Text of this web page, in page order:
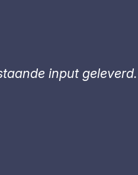
input geleverd.